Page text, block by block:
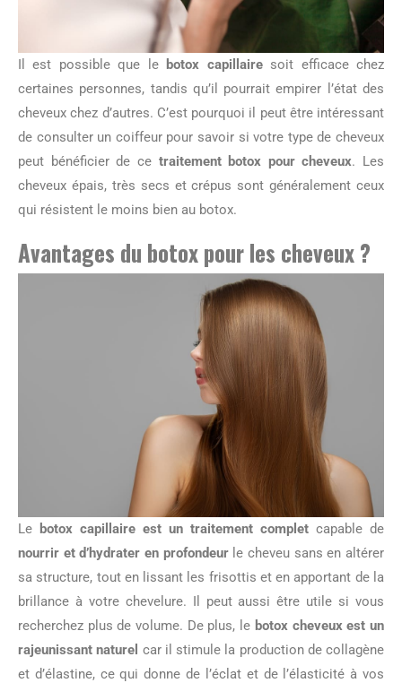
Il est possible que lebotox capillairesoit efficace chez
certaines personnes, tandis qu’il pourrait empirer l’état des
cheveux chez d’autres. C’est pourquoi il peut être intéressant
de consulter un coiffeur pour savoir si votre type de cheveux
peut bénéficier de ce traitement botox pour cheveux. Les
cheveux épais, très secs et crépus sont généralement ceux
qui résistent le moins bien au botox.
Avantages du botox pour les cheveux ?
Le botox capillaire est un traitement complet capable de
nourrir et d’hydrater en profondeurle cheveu sans en altérer
sa structure, tout en lissant les frisottis et en apportant de la
brillance à votre chevelure. Il peut aussi être utile si vous
recherchez plus de volume. De plus, le botox cheveux est un
rajeunissant naturel car il stimule la production de collagène
et d’élastine, ce qui donne de l’éclat et de l’élasticité à vos